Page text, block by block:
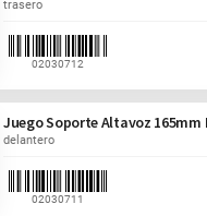
trasero
02030712
Juego Soporte Altavoz
delantero
02030711